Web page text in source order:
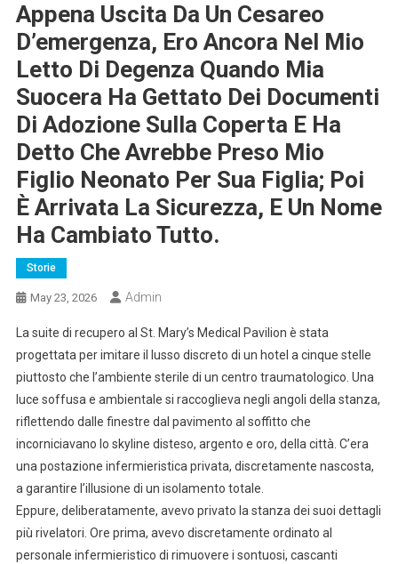
Appena Uscita Da Un Cesareo
D’emergenza, Ero Ancora Nel Mio
Letto Di Degenza Quando Mia
Suocera Ha Gettato Dei Documenti
Di Adozione Sulla Coperta E Ha
Detto Che Avrebbe Preso Mio
Figlio Neonato Per Sua Figlia; Poi
È Arrivata La Sicurezza, E Un Nome
Ha Cambiato Tutto.
Storie
May 23, 2026 Admin
La suite di recupero al St. Mary’s Medical Pavilion è stata
progettata per imitare il lusso discreto di un hotel a cinque stelle
piuttosto che l’ambiente sterile di un centro traumatologico. Una
luce soffusa e ambientale si raccoglieva negli angoli della stanza,
riflettendo dalle finestre dal pavimento al soffitto che
incorniciavano lo skyline disteso, argento e oro, della città. C’era
una postazione infermieristica privata, discretamente nascosta,
a garantire l’illusione di un isolamento totale.
Eppure, deliberatamente, avevo privato la stanza dei suoi dettagli
più rivelatori. Ore prima, avevo discretamente ordinato al
personale infermieristico di rimuovere i sontuosi, cascanti